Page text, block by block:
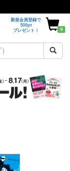
新規会員登録で
500pt
プレゼント！
0